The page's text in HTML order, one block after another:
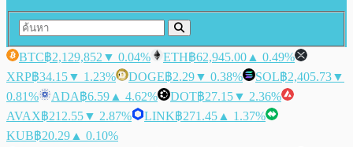
BTC฿2,129,852 ▼ 0.04% ETH฿62,945.00 ▲ 0.49%
XRP฿34.15▼ 1.23% DOGE฿2.29▼ 0.38% SOL฿2,405.73▼
0.81%
ADA฿6.59 ▲ 4.62% DOT฿27.15▼ 2.36%
AVAX฿212.55▼ 2.87% LINK฿271.45 ▲ 1.37%
KUB฿20.29 ▲ 0.10%